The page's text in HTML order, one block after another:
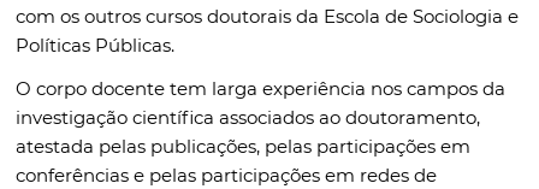
com os outros cursos doutorais da Escola de Sociologia e
Políticas Públicas.
O corpo docente tem larga experiência nos campos da
investigação científica associados ao doutoramento,
atestada pelas publicações, pelas participações em
conferências e pelas participações em redes de